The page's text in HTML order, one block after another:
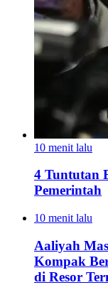
10 menit lalu
4 Tuntutan
Pemerintah
10 menit lalu
Aaliyah
Kompak
di Resor